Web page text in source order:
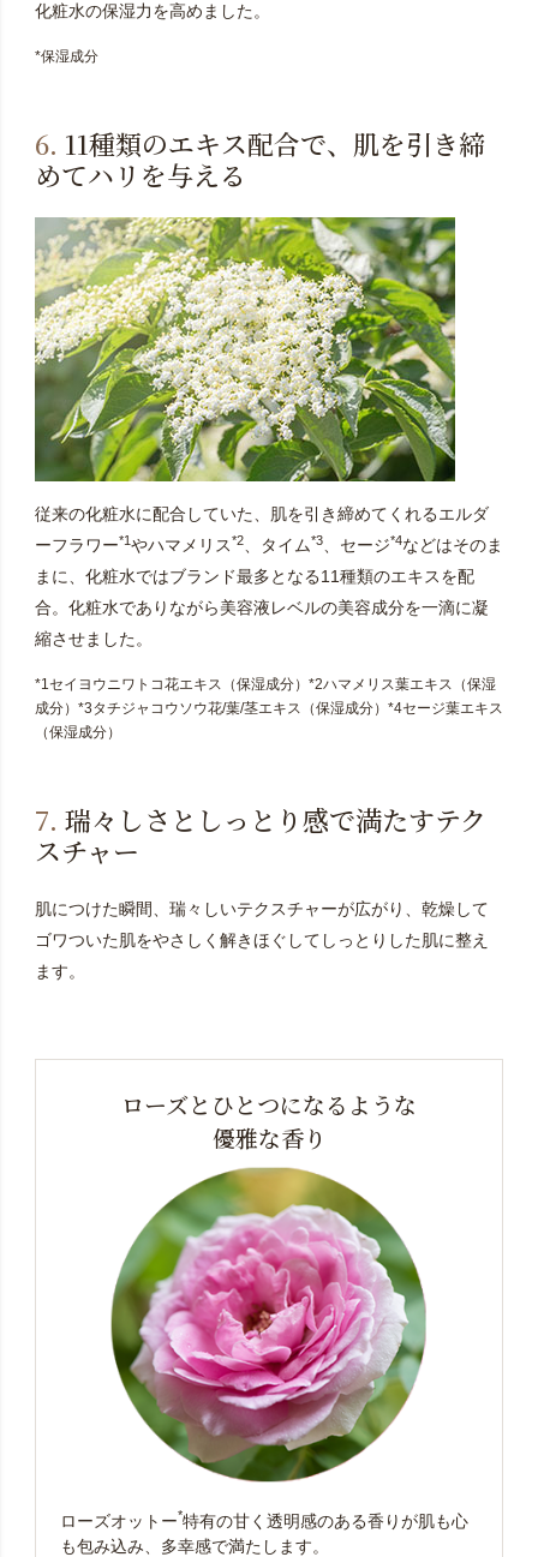
化粧水の保湿力を高めました。
*保湿成分
6. 11種類のエキス配合で、肌を引き締
めてハリを与える
従来の化粧水に配合していた、肌を引き締めてくれるエルダ
ーフラワー*1やハマメリス*2、タイム*3、セージ*4などはそのま
まに、化粧水ではブランド最多となる11種類のエキスを配
合。化粧水でありながら美容液レベルの美容成分を一滴に凝
縮させました。
*1セイヨウニワトコ花エキス（保湿成分）*2ハマメリス葉エキス（保湿
成分）*3タチジャコウソウ花/葉/茎エキス（保湿成分）*4セージ葉エキス
（保湿成分）
7. 瑞々しさとしっとり感で満たすテク
スチャー
肌につけた瞬間、瑞々しいテクスチャーが広がり、乾燥して
ゴワついた肌をやさしく解きほぐしてしっとりした肌に整え
ます。
ローズとひとつになるような
優雅な香り
ローズオットー*特有の甘く透明感のある香りが肌も心
も包み込み、多幸感で満たします。